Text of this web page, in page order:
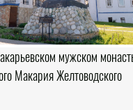
мужском
Макария Желтоводского